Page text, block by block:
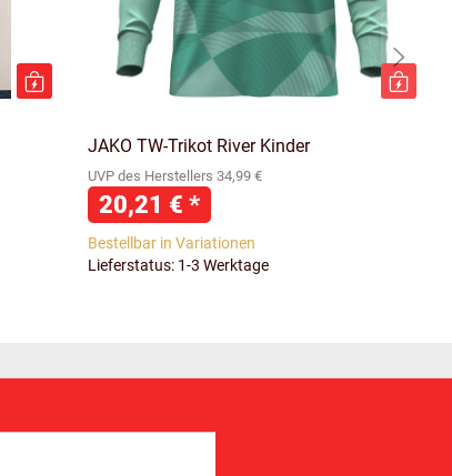
JAKO TW-Trikot River Kinder
UVP des Herstellers 34,99 €
20,21 € *
Bestellbar in Variationen
Lieferstatus: 1-3 Werktage